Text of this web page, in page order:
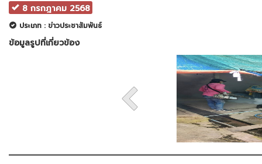
8 กรกฎาคม 2568
ประเภท : ข่าวประชาสัมพันธ์
ข้อมูลรูปที่เกี่ยวข้อง